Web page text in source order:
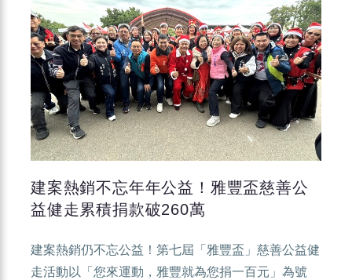
建案熱銷不忘年年公益！雅豐盃慈善公
益健走累積捐款破260萬
建案熱銷仍不忘公益！第七屆「雅豐盃」慈善公益健
走活動以「您來運動，雅豐就為您捐一百元」為號